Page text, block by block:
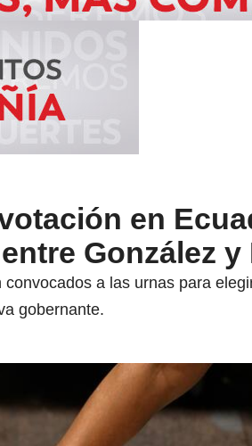
en
González y
a las urnas para
gobernante.